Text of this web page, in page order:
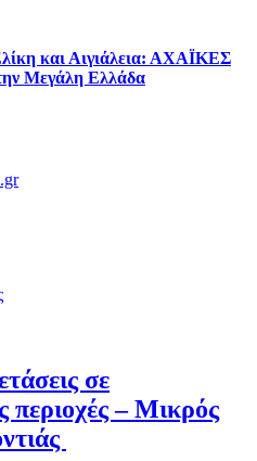
και Αιγιάλεια: ΑΧΑΪΚΕΣ
Μεγάλη Ελλάδα
σε
περιοχές – Μικρός